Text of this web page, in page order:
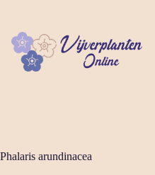
inhoud
Phalaris arundinacea